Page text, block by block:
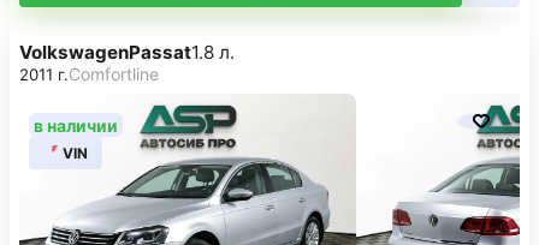
в наличии
VIN
VolkswagenPassat1.8 л.
2011 г.Comfortline